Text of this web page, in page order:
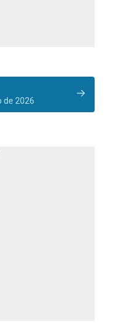
de 2026